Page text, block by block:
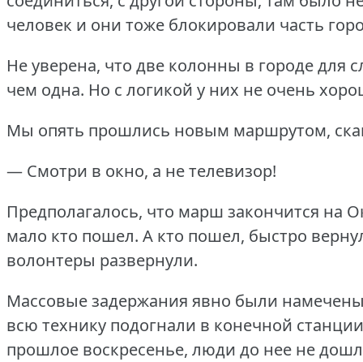
человек и они тоже блокировали часть
Не уверена, что две колонны в городе для
чем одна. Но с логикой у них не очень
Мы опять прошлись новым маршрутом,
— Смотри в окно, а не телевизор!
Предполагалось, что марш закончится на
мало кто пошел. А кто пошел, быстро
волонтеры развернули.
Массовые задержания явно были
всю технику подогнали в конечной
прошлое воскресенье, люди до нее не